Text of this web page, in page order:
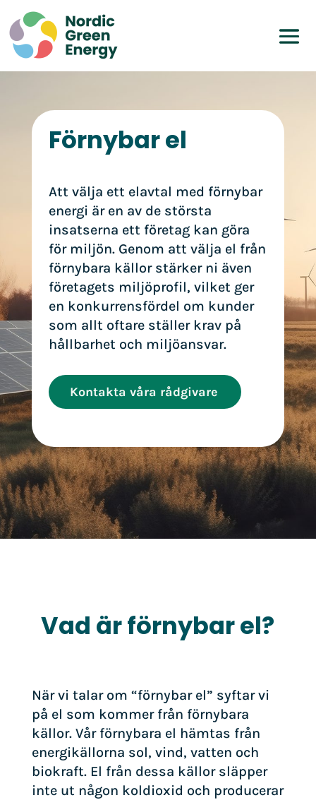
Förnybar el
Att välja ett elavtal med förnybar
energi är en av de största
insatserna ett företag kan göra
för miljön. Genom att välja el från
förnybara källor stärker ni även
företagets miljöprofil, vilket ger
en konkurrensfördel om kunder
som allt oftare ställer krav på
hållbarhet och miljöansvar.
Kontakta våra rådgivare
Vad är förnybar el?
När vi talar om “förnybar el” syftar vi
på el som kommer från förnybara
källor. Vår förnybara el hämtas från
energikällorna sol, vind, vatten och
biokraft. El från dessa källor släpper
inte ut någon koldioxid och producerar